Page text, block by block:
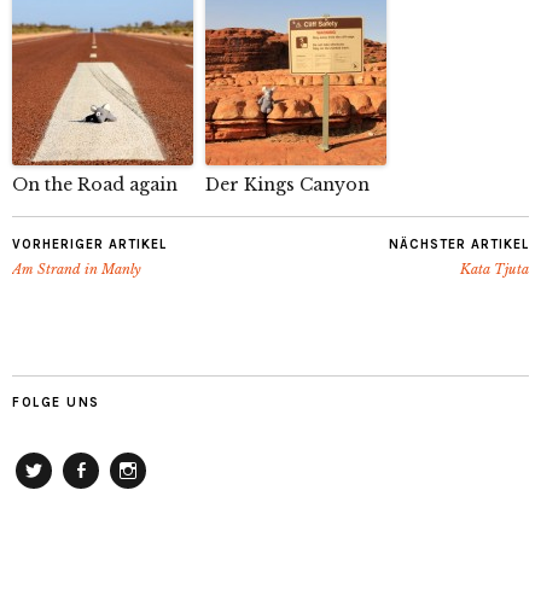
On the Road again Der Kings Canyon
VORHERIGER ARTIKEL
Am Strand in Manly
NÄCHSTER ARTIKEL
Kata Tjuta
FOLGE UNS